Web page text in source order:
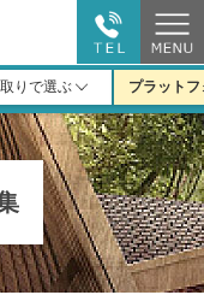
りで選ぶ プラット